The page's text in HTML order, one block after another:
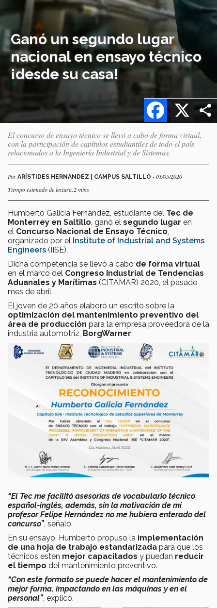
Ganó un segundo lugar
nacional en ensayo técnico
¡desde su casa!
X
Facebook
El concurso de ensayo técnico se llevó a cabo de forma virtual,
con la participación de capítulos estudiantiles de todo el país
relacionados a la Ingeniería Industrial y de Sistemas.
Por ARÍSTIDES HERNÁNDEZ | CAMPUS SALTILLO - 01/05/2020
Tiempo estimado de lectura:2 mins
Humberto Galicia Fernández, estudiante del Tec de
Monterrey en Saltillo , ganó el segundo lugar en
el Concurso Nacional de Ensayo Técnico
organizado por el Institute of Industrial and Systems
Engineers (IISE).
Dicha competencia se llevó a cabo de forma virtual
en el marco del Congreso Industrial de Tendencias
Aduanales y Marítimas (CITAMAR) 2020, el pasado
mes de abril.
El joven de 20 años elaboró un escrito sobre la
optimización del mantenimiento preventivo del
área de producción para la empresa proveedora de la
industria automotriz, BorgWarner.
“El Tec me facilitó asesorías de vocabulario técnico
español-inglés, además, sin la motivación de mi
profesor Felipe Hernández no me hubiera enterado del
concurso”, señaló.
En su ensayo, Humberto propuso la implementación
de una hoja de trabajo estandarizada para que los
técnicos estén mejor capacitados y puedan reducir
el tiempo del mantenimiento preventivo.
“Con este formato se puede hacer el mantenimiento de
mejor forma, impactando en las máquinas y en el
personal”, explicó.